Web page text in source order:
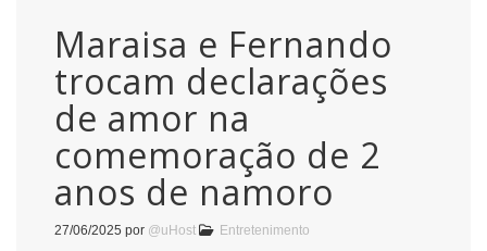
Maraisa e Fernando
trocam declarações
de amor na
comemoração de 2
anos de namoro
27/06/2025 por @uHost Entretenimento